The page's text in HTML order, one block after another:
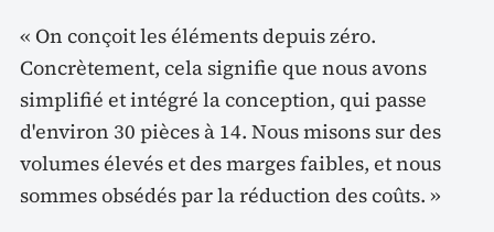
« On conçoit les éléments depuis zéro.
Concrètement, cela signifie que nous avons
simplifié et intégré la conception, qui passe
d'environ 30 pièces à 14. Nous misons sur des
volumes élevés et des marges faibles, et nous
sommes obsédés par la réduction des coûts. »